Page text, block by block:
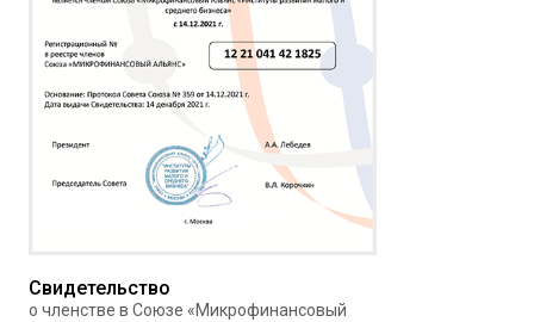
Свидетельство
о членстве в Союзе «Микрофинансовый